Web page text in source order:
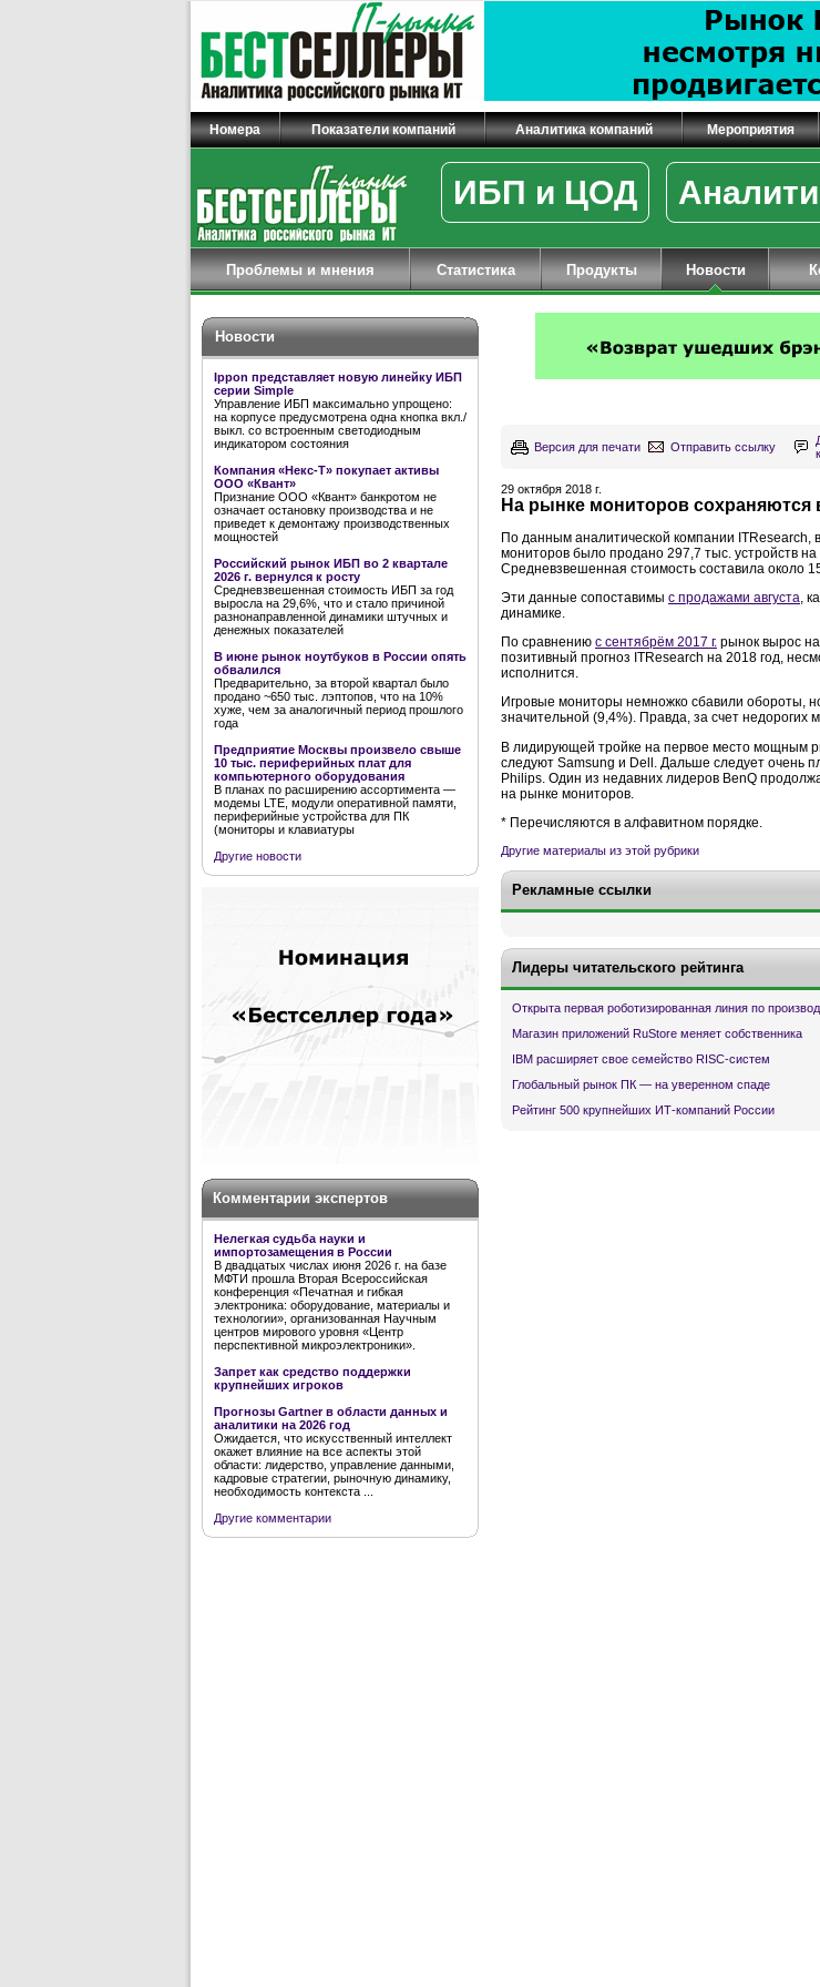
Номера Показатели компаний Аналитика компаний Мероприятия
ИБП и ЦОД
Проблемы и мнения Статистика Продукты Новости
Новости
Ippon представляет новую линейку ИБП
серии Simple
Управление ИБП максимально упрощено:
на корпусе предусмотрена одна кнопка вкл./
выкл. со встроенным светодиодным
индикатором состояния
Компания «Некс-Т» покупает активы
ООО «Квант»
Признание ООО «Квант» банкротом не
означает остановку производства и не
приведет к демонтажу производственных
мощностей
Российский рынок ИБП во 2 квартале
2026 г. вернулся к росту
Средневзвешенная стоимость ИБП за год
выросла на 29,6%, что и стало причиной
разнонаправленной динамики штучных и
денежных показателей
В июне рынок ноутбуков в России опять
обвалился
Предварительно, за второй квартал было
продано ~650 тыс. лэптопов, что на 10%
хуже, чем за аналогичный период прошлого
года
Предприятие Москвы произвело свыше
10 тыс. периферийных плат для
компьютерного оборудования
В планах по расширению ассортимента —
модемы LTE, модули оперативной памяти,
периферийные устройства для ПК
(мониторы и клавиатуры
Другие новости
Комментарии экспертов
Нелегкая судьба науки и
импортозамещения в России
В двадцатых числах июня 2026 г. на базе
МФТИ прошла Вторая Всероссийская
конференция «Печатная и гибкая
электроника: оборудование, материалы и
технологии», организованная Научным
центров мирового уровня «Центр
перспективной микроэлектроники».
Запрет как средство поддержки
крупнейших игроков
Прогнозы Gartner в области данных и
аналитики на 2026 год
Ожидается, что искусственный интеллект
окажет влияние на все аспекты этой
области: лидерство, управление данными,
кадровые стратегии, рыночную динамику,
необходимость контекста ...
Другие комментарии
Версия для печати Отправить ссылку
29 октября 2018 г.
На рынке мониторов сохраняются
По данным аналитической компании ITResearch,
мониторов было продано 297,7 тыс. устройств
Средневзвешенная стоимость составила около
Эти данные сопоставимы с продажами августа,
динамике.
По сравнению с сентябрём 2017 г. рынок вырос
позитивный прогноз ITResearch на 2018 год,
исполнится.
Игровые мониторы немножко сбавили обороты,
значительной (9,4%). Правда, за счет
В лидирующей тройке на первое место мощным
следуют Samsung и Dell. Дальше следует очень
Philips. Один из недавних лидеров BenQ
на рынке мониторов.
* Перечисляются в алфавитном порядке.
Другие материалы из этой рубрики
Рекламные ссылки
Лидеры читательского рейтинга
Открыта первая роботизированная линия по
Магазин приложений RuStore меняет собственника
IBM расширяет свое семейство RISC-систем
Глобальный рынок ПК — на уверенном спаде
Рейтинг 500 крупнейших ИТ-компаний России